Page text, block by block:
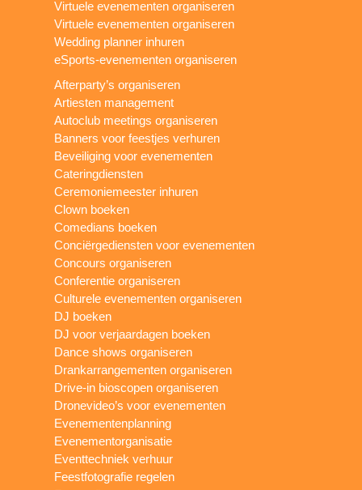
Virtuele evenementen organiseren
Virtuele evenementen organiseren
Wedding planner inhuren
eSports-evenementen organiseren
Afterparty’s organiseren
Artiesten management
Autoclub meetings organiseren
Banners voor feestjes verhuren
Beveiliging voor evenementen
Cateringdiensten
Ceremoniemeester inhuren
Clown boeken
Comedians boeken
Conciërgediensten voor evenementen
Concours organiseren
Conferentie organiseren
Culturele evenementen organiseren
DJ boeken
DJ voor verjaardagen boeken
Dance shows organiseren
Drankarrangementen organiseren
Drive-in bioscopen organiseren
Dronevideo’s voor evenementen
Evenementenplanning
Evenementorganisatie
Eventtechniek verhuur
Feestfotografie regelen